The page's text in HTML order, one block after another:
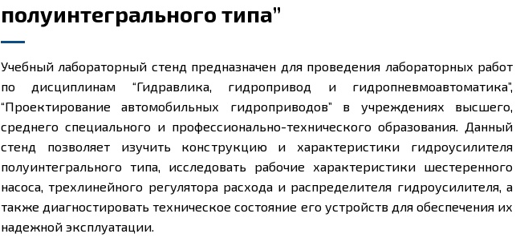
полуинтегрального типа”
Учебный лабораторный стенд предназначен для проведения лабораторных работ
по дисциплинам “Гидравлика, гидропривод и гидропневмоавтоматика”,
“Проектирование автомобильных гидроприводов” в учреждениях высшего,
среднего специального и профессионально-технического образования. Данный
стенд позволяет изучить конструкцию и характеристики гидроусилителя
полуинтегрального типа, исследовать рабочие характеристики шестеренного
насоса, трехлинейного регулятора расхода и распределителя гидроусилителя, а
также диагностировать техническое состояние его устройств для обеспечения их
надежной эксплуатации.